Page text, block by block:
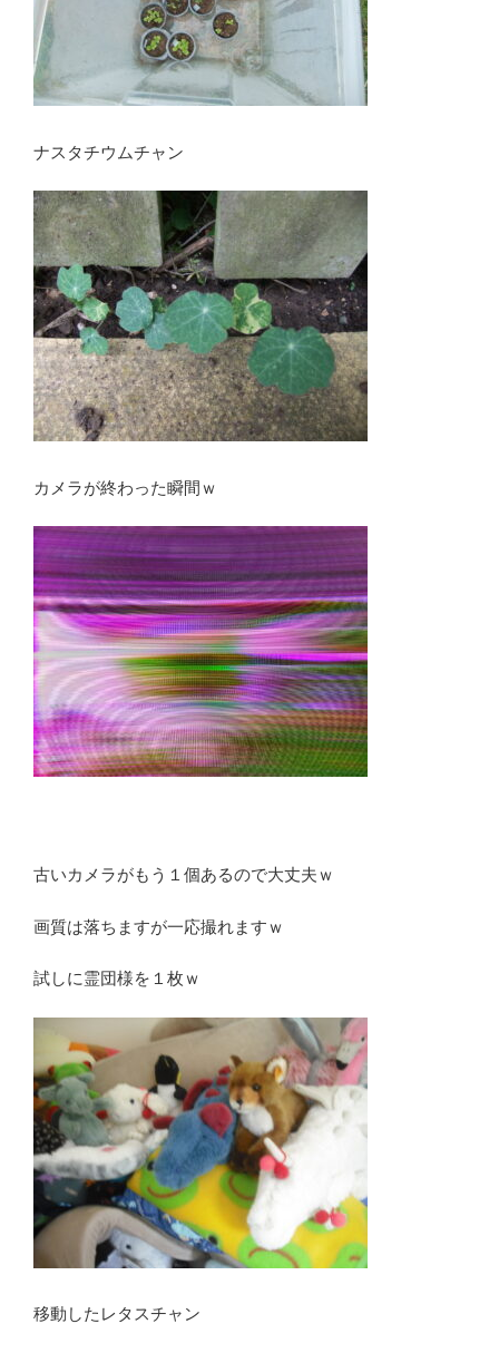
ナスタチウムチャン
カメラが終わった瞬間ｗ
古いカメラがもう１個あるので大丈夫ｗ
画質は落ちますが一応撮れますｗ
試しに霊団様を１枚ｗ
移動したレタスチャン